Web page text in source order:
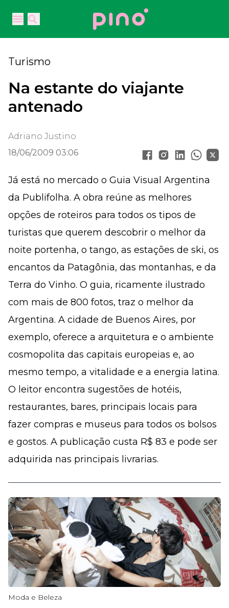
Open main menu
Open main menu
Your Company
Turismo
Na estante do viajante
antenado
Adriano Justino
18/06/2009 03:06
Já está no mercado o Guia Visual Argentina
da Publifolha. A obra reúne as melhores
opções de roteiros para todos os tipos de
turistas que querem descobrir o melhor da
noite portenha, o tango, as estações de ski, os
encantos da Patagônia, das montanhas, e da
Terra do Vinho. O guia, ricamente ilustrado
com mais de 800 fotos, traz o melhor da
Argentina. A cidade de Buenos Aires, por
exemplo, oferece a arquitetura e o ambiente
cosmopolita das capitais europeias e, ao
mesmo tempo, a vitalidade e a energia latina.
O leitor encontra sugestões de hotéis,
restaurantes, bares, principais locais para
fazer compras e museus para todos os bolsos
e gostos. A publicação custa R$ 83 e pode ser
adquirida nas principais livrarias.
Moda e Beleza